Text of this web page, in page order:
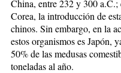
China, entre 232 y 300
Corea, la introducción de
chinos. Sin embargo, en la
estos organismos es Japón,
50% de las medusas
toneladas al año.